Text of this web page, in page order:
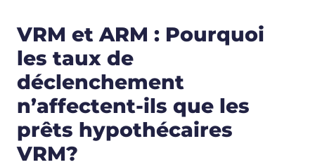
VRM et ARM : Pourquoi
les taux de
déclenchement
n’affectent-ils que les
prêts hypothécaires
VRM?